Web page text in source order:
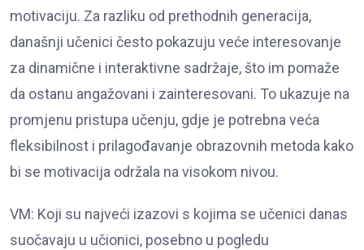
motivaciju. Za razliku od prethodnih generacija,
današnji učenici često pokazuju veće interesovanje
za dinamične i interaktivne sadržaje, što im pomaže
da ostanu angažovani i zainteresovani. To ukazuje na
promjenu pristupa učenju, gdje je potrebna veća
fleksibilnost i prilagođavanje obrazovnih metoda kako
bi se motivacija održala na visokom nivou.
VM: Koji su najveći izazovi s kojima se učenici danas
suočavaju u učionici, posebno u pogledu